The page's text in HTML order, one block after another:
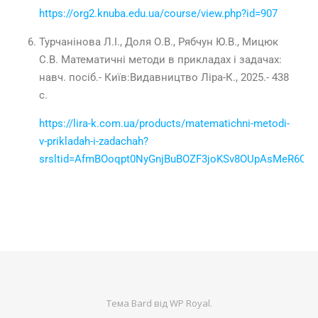
https://org2.knuba.edu.ua/course/view.php?id=907
Турчанінова Л.І., Доля О.В., Рябчун Ю.В., Мицюк
С.В. Математичні методи в прикладах і задачах:
навч. посіб.- Київ:Видавництво Ліра-К., 2025.- 438
с.
https://lira-k.com.ua/products/matematichni-metodi-
v-prikladah-i-zadachah?
Тема Bard відWP Royal.